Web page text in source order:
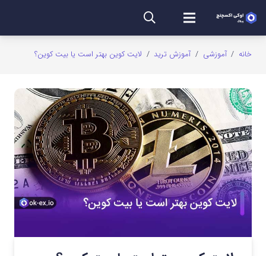
خانه / آموزشی / آموزش ترید / لایت کوین بهتر است یا بیت کوین؟